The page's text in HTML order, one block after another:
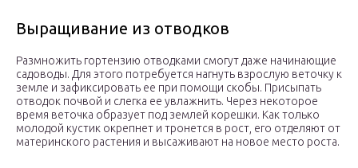
Выращивание из отводков
Размножить гортензию отводками смогут даже начинающие
садоводы. Для этого потребуется нагнуть взрослую веточку к
земле и зафиксировать ее при помощи скобы. Присыпать
отводок почвой и слегка ее увлажнить. Через некоторое
время веточка образует под землей корешки. Как только
молодой кустик окрепнет и тронется в рост, его отделяют от
материнского растения и высаживают на новое место роста.